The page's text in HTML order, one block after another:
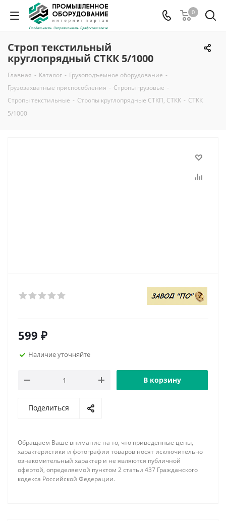
0
Строп текстильный
круглопрядный СТКК 5/1000
Главная - Каталог - Грузоподъемное оборудование -
Грузозахватные приспособления - Стропы грузовые -
Стропы текстильные - Стропы круглопрядные СТКП, СТКК - СТКК
5/1000
599 ₽
Наличие уточняйте
В корзину
Поделиться
Обращаем Ваше внимание на то, что приведенные цены,
характеристики и фотографии товаров носят исключительно
ознакомительный характер и не являются публичной
офертой, определяемой пунктом 2 статьи 437 Гражданского
кодекса Российской Федерации.